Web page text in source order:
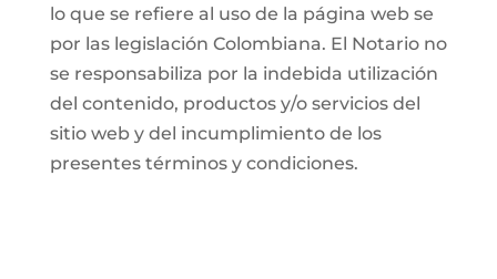
lo que se refiere al uso de la página web se
por las legislación Colombiana. El Notario no
se responsabiliza por la indebida utilización
del contenido, productos y/o servicios del
sitio web y del incumplimiento de los
presentes términos y condiciones.